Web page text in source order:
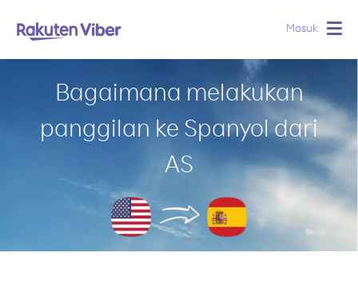
Masuk
Bagaimana melakukan
panggilan ke Spanyol dari
AS